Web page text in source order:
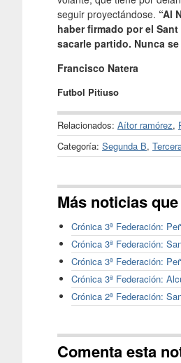
seguir proyectándose. “Al
haber firmado por el
sacarle partido. Nunca
Francisco Natera
Futbol Pitiuso
Relacionados: Aítor ramórez,
Categoría: Segunda B,
Más noticias
Crónica 3ª Federación:
Crónica 3ª Federación:
Crónica 3ª Federación:
Crónica 3ª Federación:
Crónica 2ª Federación:
Comenta esta